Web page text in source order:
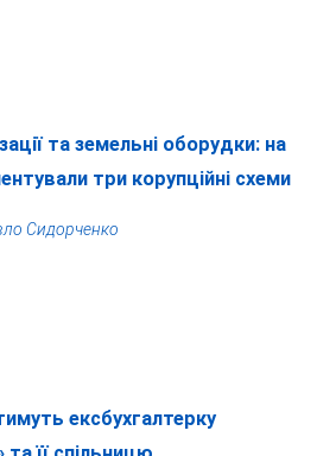
та земельні оборудки: на
три корупційні схеми
Сидорченко
ексбухгалтерку